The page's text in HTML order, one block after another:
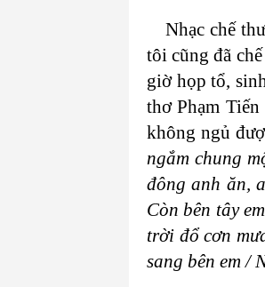
Nhạc chế
tôi cũng đã
giờ họp tổ,
thơ Phạm
không ngủ
ngắm chung
đông anh ăn,
Còn bên tây
trời đổ cơn
sang bên em /